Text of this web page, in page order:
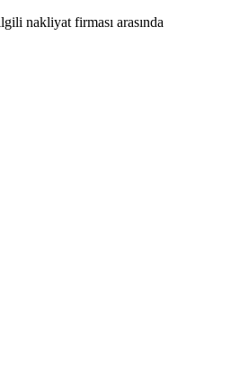
nakliyat firması arasında